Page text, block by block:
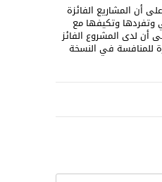
أن المشاريع الفائزة
وتفردها وتكيفها مع
أن لدى المشروع الفائز
للمنافسة في النسخة